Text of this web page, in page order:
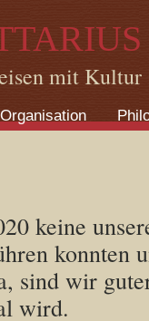
mit Kultur
Organisation
keine
konnten
sind wir
wird.